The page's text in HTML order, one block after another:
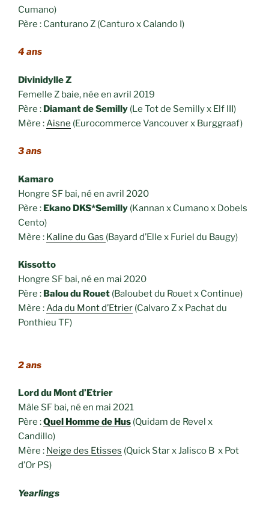
Cumano)
Père : Canturano Z (Canturo x Calando I)
4 ans
Divinidylle Z
Femelle Z baie, née en avril 2019
Père : Diamant de Semilly (Le Tot de Semilly x Elf III)
Mère : Aisne (Eurocommerce Vancouver x Burggraaf)
3 ans
Kamaro
Hongre SF bai, né en avril 2020
Père : Ekano DKS*Semilly (Kannan x Cumano x Dobels
Cento)
Mère : Kaline du Gas (Bayard d’Elle x Furiel du Baugy)
Kissotto
Hongre SF bai, né en mai 2020
Père : Balou du Rouet (Baloubet du Rouet x Continue)
Mère :Ada du Mont d’Etrier (Calvaro Z x Pachat du
Ponthieu TF)
2 ans
Lord du Mont d’Etrier
Mâle SF bai, né en mai 2021
Père :Quel Homme de Hus (Quidam de Revel x
Candillo)
Mère : Neige des Etisses (Quick Star x Jalisco B x Pot
d’Or PS)
Yearlings